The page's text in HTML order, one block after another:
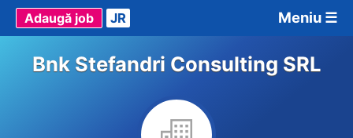
Meniu ☰
Adaugă job JR
Bnk Stefandri Consulting SRL